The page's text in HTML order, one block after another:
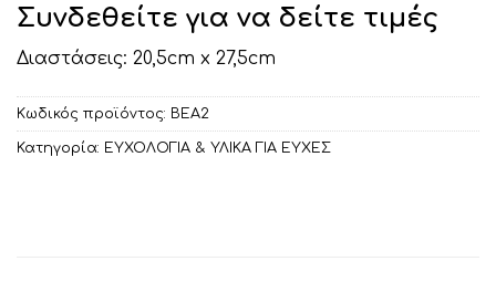
Συνδεθείτε για να δείτε τιμές
Διαστάσεις: 20,5cm x 27,5cm
Κωδικός προϊόντος: ΒΕΑ2
Κατηγορία: ΕΥΧΟΛΟΓΙΑ & ΥΛΙΚΑ ΓΙΑ ΕΥΧΕΣ